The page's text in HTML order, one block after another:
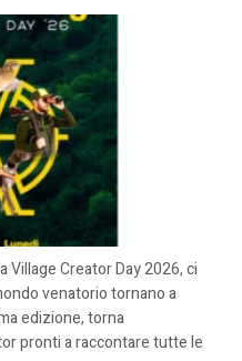
Village Creator Day 2026, ci
venatorio tornano a
edizione, torna
pronti a raccontare tutte le